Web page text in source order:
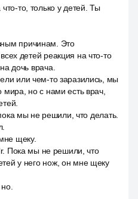
то, только у детей. Ты
причинам. Это
детей реакция на что-то
дочь врача.
или чем-то заразились, мы
мира, но с нами есть врач,
мы не решили, что делать.
щеку.
Пока мы не решили, что
у него нож, он мне щеку